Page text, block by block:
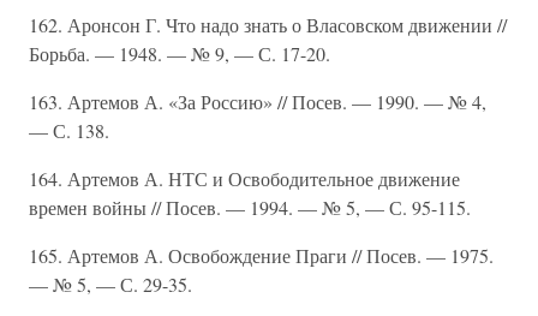
162. Аронсон Г. Что надо знать о Власовском движении //
Борьба. — 1948. — № 9, — С. 17-20.
163. Артемов А. «За Россию» // Посев. — 1990. — № 4,
— С. 138.
164. Артемов А. НТС и Освободительное движение
времен войны // Посев. — 1994. — № 5, — С. 95-115.
165. Артемов А. Освобождение Праги // Посев. — 1975.
— № 5, — С. 29-35.